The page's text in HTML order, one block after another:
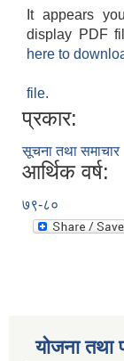
It appears
display PDF
here to
file.
प्रकार:
सूचना तथा समाचार
आर्थिक वर्ष:
७९-८०
योजना तथा